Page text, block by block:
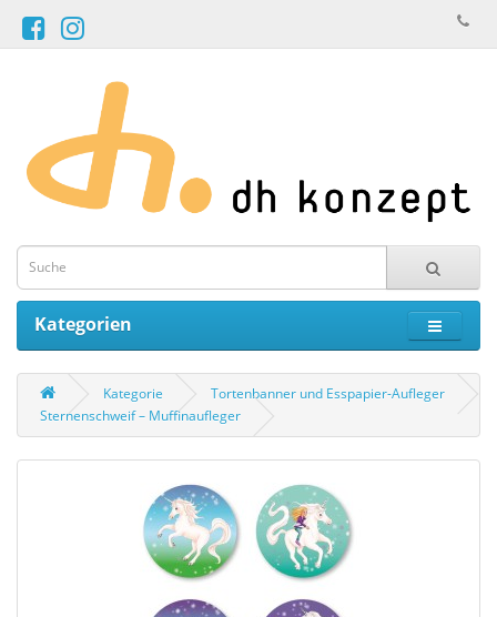
Kategorien
Kategorie
Tortenbanner und Esspapier-Aufleger
Sternenschweif – Muffinaufleger